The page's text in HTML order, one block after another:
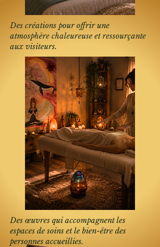
Des créations pour offrir une
atmosphère chaleureuse et ressourçante
aux visiteurs.
Des œuvres qui accompagnent les
espaces de soins et le bien-être des
personnes accueillies.